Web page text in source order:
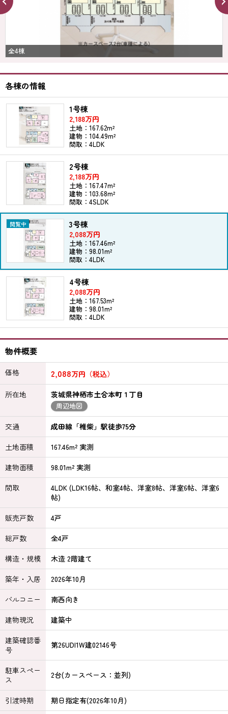
全4棟
各棟の情報
1号棟
2,188万円
土地：167.62m²
建物：104.49m²
間取：4LDK
2号棟
2,188万円
土地：167.47m²
建物：103.68m²
間取：4SLDK
3号棟
2,088万円
土地：167.46m²
建物：98.01m²
間取：4LDK
4号棟
2,088万円
土地：167.53m²
建物：98.01m²
間取：4LDK
物件概要
価格 2,088万円（税込）
所在地
茨城県神栖市土合本町１丁目
周辺地図
交通
成田線「椎柴」駅徒歩75分
土地面積
167.46m² 実測
建物面積
98.01m² 実測
間取
4LDK (LDK16帖、和室4帖、洋室8帖、洋室6帖、洋室6
帖)
販売戸数
4戸
総戸数
全4戸
構造・規模
木造 2階建て
築年・入居
2026年10月
バルコニー
南西向き
建物現況
建築中
建築確認番
号
第26UDI1W建02146号
駐車スペー
ス
2台(カースペース：並列)
引渡時期 期日指定有(2026年10月)